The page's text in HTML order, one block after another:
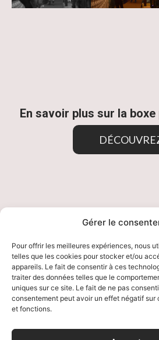
Gérer le
Pour offrir les meilleures expériences, nous
telles que les cookies pour stocker et/ou
appareils. Le fait de consentir à ces
traiter des données telles que le
uniques sur ce site. Le fait de ne pas
consentement peut avoir un effet négatif
et fonctions.
En savoir plus sur la
Mentions